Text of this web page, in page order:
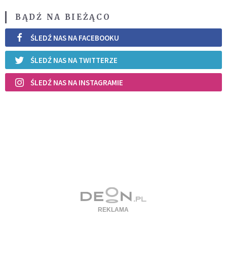
BĄDŹ NA BIEŻĄCO
ŚLEDŹ NAS NA FACEBOOKU
ŚLEDŹ NAS NA TWITTERZE
ŚLEDŹ NAS NA INSTAGRAMIE